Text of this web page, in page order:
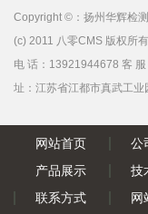
Copyright ©：扬州华辉检
(c) 2011 八零CMS 版权所有
电 话：13921944678 客
址：江苏省江都市真武工业
网站首页 公
产品展示
技
联系方式
网